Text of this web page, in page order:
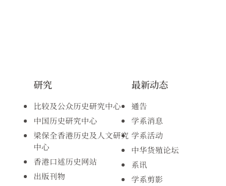
研究
比较及公众历史研究中心
中国历史研究中心
梁保全香港历史及人文研究
中心
香港口述历史网站
出版刊物
最新动态
通告
学系消息
学系活动
中华货殖论坛
系讯
学系剪影